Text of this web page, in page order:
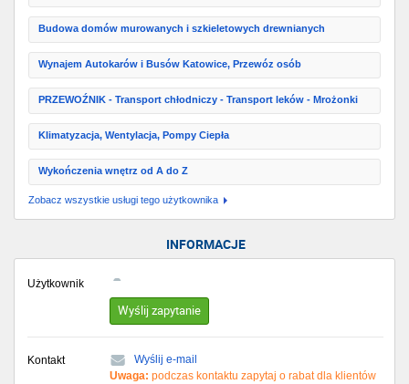
Budowa domów murowanych i szkieletowych drewnianych
Wynajem Autokarów i Busów Katowice, Przewóz osób
PRZEWOŹNIK - Transport chłodniczy - Transport leków - Mrożonki
Klimatyzacja, Wentylacja, Pompy Ciepła
Wykończenia wnętrz od A do Z
Zobacz wszystkie usługi tego użytkownika
INFORMACJE
Użytkownik
Wyślij zapytanie
Kontakt
Wyślij e-mail
Uwaga: podczas kontaktu zapytaj o rabat dla klientów